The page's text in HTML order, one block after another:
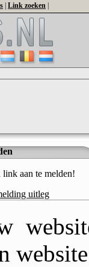
Link zoeken
aan te melden!
uitleg